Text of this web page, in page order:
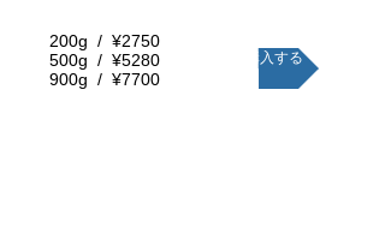
200g / ¥2750
500g / ¥5280
900g / ¥7700
購入する